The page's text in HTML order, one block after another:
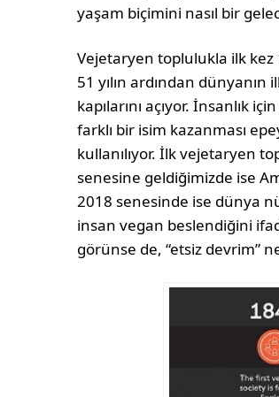
yaşam biçimini nasıl bir
Vejetaryen toplulukla ilk kez
51 yılın ardından dünyanın
kapılarını açıyor. İnsanlık
farklı bir isim kazanması
kullanılıyor. İlk vejetaryen
senesine geldiğimizde ise
2018 senesinde ise dünya
insan vegan beslendiğini
görünse de, “etsiz devrim”